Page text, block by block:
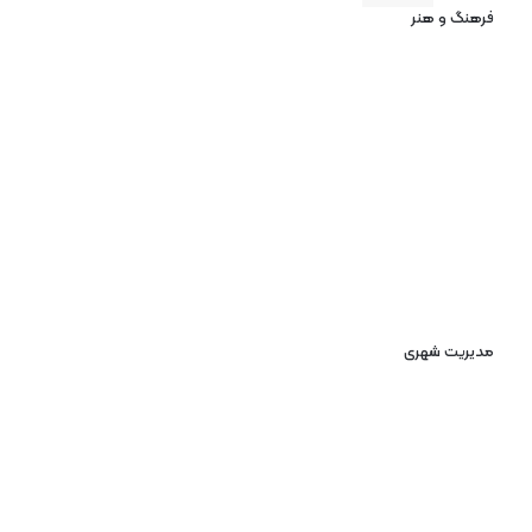
فرهنگ و هنر
مدیریت شهری